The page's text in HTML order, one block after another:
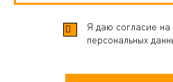
Я даю согласие на
персональных